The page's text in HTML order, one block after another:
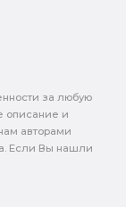
за любую
описание и
авторами
Если Вы нашли